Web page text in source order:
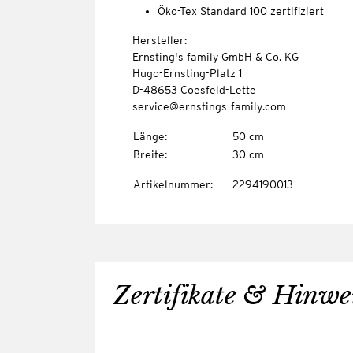
Öko-Tex Standard 100 zertifiziert
Hersteller:
Ernsting's family GmbH & Co. KG
Hugo-Ernsting-Platz 1
D-48653 Coesfeld-Lette
service@ernstings-family.com
Länge:
50 cm
Breite: 30 cm
Artikelnummer: 2294190013
Zertifikate &